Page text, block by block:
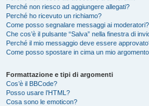
Perché non riesco ad aggiungere allegati?
Perché ho ricevuto un richiamo?
Come posso segnalare messaggi ai moderatori?
Che cos’è il pulsante “Salva” nella finestra di
Perché il mio messaggio deve essere
Come posso spostare in cima un mio
Formattazione e tipi di argomenti
Cos’è il BBCode?
Posso usare l’HTML?
Cosa sono le emoticon?